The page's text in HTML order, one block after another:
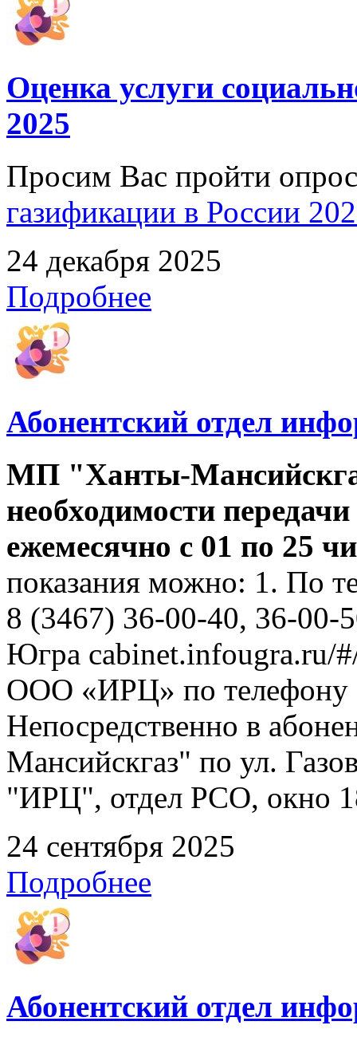
Оценка услуги
2025
Просим Вас пройти
газификации в России
24 декабря 2025
Подробнее
Абонентский отдел
МП "Ханты-
необходимости
ежемесячно с 01 по 25
показания можно: 1. По
8 (3467) 36-00-40, 36-00-
Югра cabinet.infougra.ru/
ООО «ИРЦ» по телефону
Непосредственно в
Мансийскгаз" по ул.
"ИРЦ", отдел РСО, окно
24 сентября 2025
Подробнее
Абонентский отдел